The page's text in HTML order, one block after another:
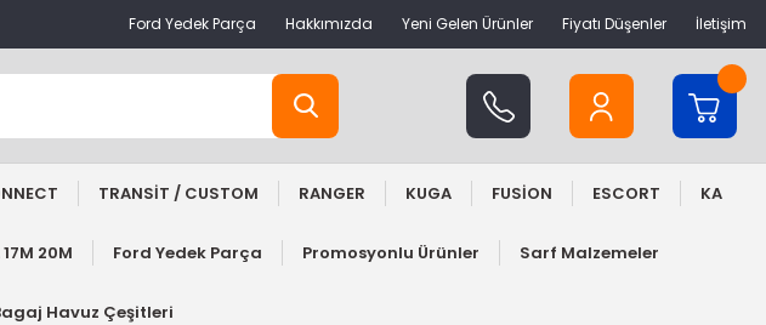
Ford Yedek Parça Hakkımızda Yeni Gelen Ürünler Fiyatı Düşenler İletişim
TRANSİT / CUSTOM RANGER KUGA FUSİON ESCORT KA
17M 20M Ford Yedek Parça Promosyonlu Ürünler Sarf Malzemeler
Havuz Çeşitleri